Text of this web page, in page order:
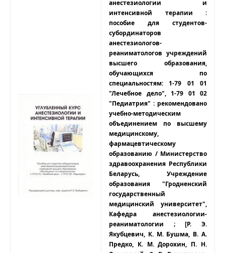
анестезиологии и
интенсивной терапии :
пособие для студентов-
субординаторов
анестезиологов-
реаниматологов учреждений
высшего образования,
обучающихся по
специальностям: 1-79 01 01
"Лечебное дело", 1-79 01 02
"Педиатрия" : рекомендовано
учебно-методическим
объединением по высшему
медицинскому,
фармацевтическому
образованию / Министерство
здравоохранения Республики
Беларусь, Учреждение
образования "Гродненский
государственный
медицинский университет",
Кафедра анестезиологии-
реаниматологии ; [Р. Э.
Якубцевич, К. М. Бушма, В. А.
Предко, К. М. Дорохин, П. Н.